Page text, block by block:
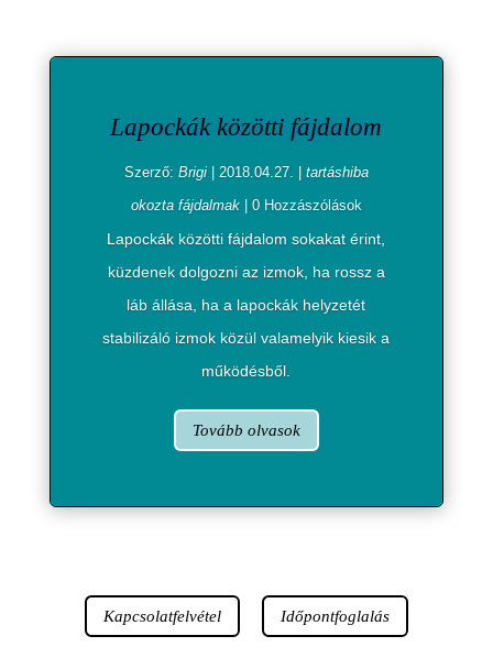
Lapockák közötti fájdalom
Szerző: Brigi| 2018.04.27.
tartáshiba
okozta fájdalmak| 0 Hozzászólások
Lapockák közötti fájdalom sokakat érint,
küzdenek dolgozni az izmok, ha rossz a
láb állása, ha a lapockák helyzetét
stabilizáló izmok közül valamelyik kiesik a
működésből.
Tovább olvasok
Kapcsolatfelvétel Időpontfoglalás